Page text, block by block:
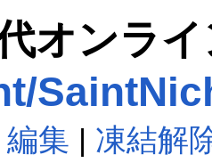
オンラ
編集 | 凍結解